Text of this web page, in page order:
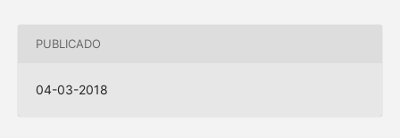
PUBLICADO
04-03-2018